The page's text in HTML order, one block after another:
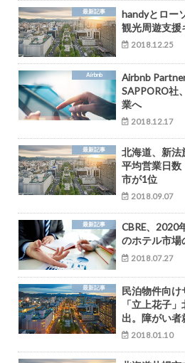
最新記事
handyとロー
観光周遊支援
2018.12.25
Airbnb
Airbnb
SAPPORO社
業へ
2018.12.17
最新記事
北海道、新法
平均営業日数
市が1位
2018.09.07
最新記事
CBRE、2020
のホテル市場
2018.07.27
最新記事
民泊物件向け
「立上花子
出。障がい者
2018.01.10